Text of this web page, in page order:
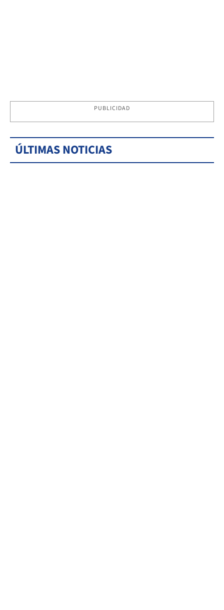
PUBLICIDAD
ÚLTIMAS NOTICIAS